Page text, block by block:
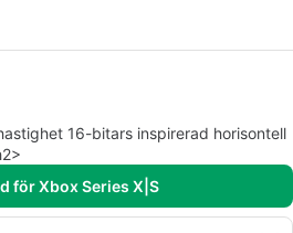
16-bitars inspirerad horisontell
för Xbox Series X|S